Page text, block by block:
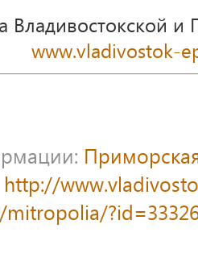
Владивостокской
www.vladivostok-
http://
mitropolia/